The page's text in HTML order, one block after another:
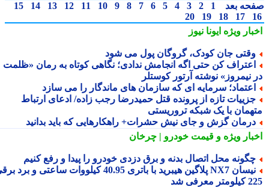
بعد 1
2
3
4
5
6
7
8
9
10
11
12
13
14
15
17
18
19
20
ویژهایونا نیوز
جان کودک، گروگان پول می شود
کن حتی اگه انجامش ندادی؛ نگاهی کوتاه به رمان «ظلمت
نیمروز» نوشته آرتور کوستلر
سرمایه ای که سازمان های ماندگار را می سازد
تازه از پرونده قتل حمیدرضا رجب زاده/ ادعای ارتباط
با یک شبکه تروریستی
گزش و جای نیش حشرات+ راهکارهایی که باید بدانید
ویژهو قیمت خودرو | چرخان
محل اتصال بدنه و برق دزدی خودرو را پیدا و رفع کنیم
نیسان NX7 پلاگین هیبرید با باتری 40.95 کیلووات ساعتی و برد برقی